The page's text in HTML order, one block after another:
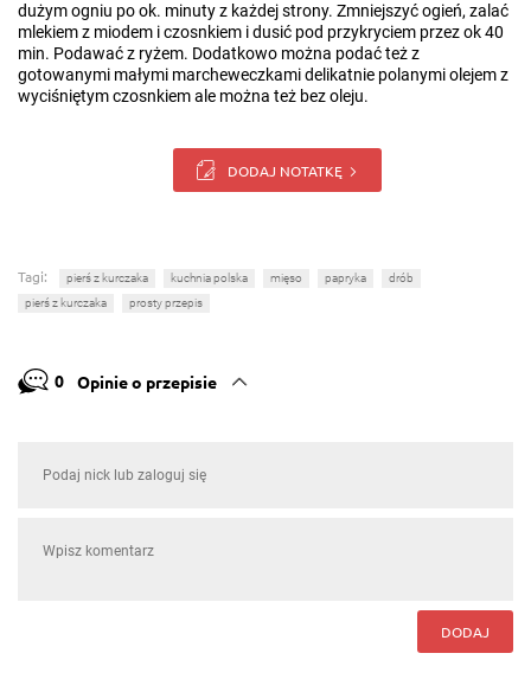
dużym ogniu po ok. minuty z każdej strony. Zmniejszyć ogień, zalać
mlekiem z miodem i czosnkiem i dusić pod przykryciem przez ok 40
min. Podawać z ryżem. Dodatkowo można podać też z
gotowanymi małymi marcheweczkami delikatnie polanymi olejem z
wyciśniętym czosnkiem ale można też bez oleju.
DODAJ NOTATKĘ
Tagi: pierś z kurczaka kuchnia polska mięso papryka
drób
pierś z kurczaka
prosty przepis
0 Opinie o przepisie
DODAJ